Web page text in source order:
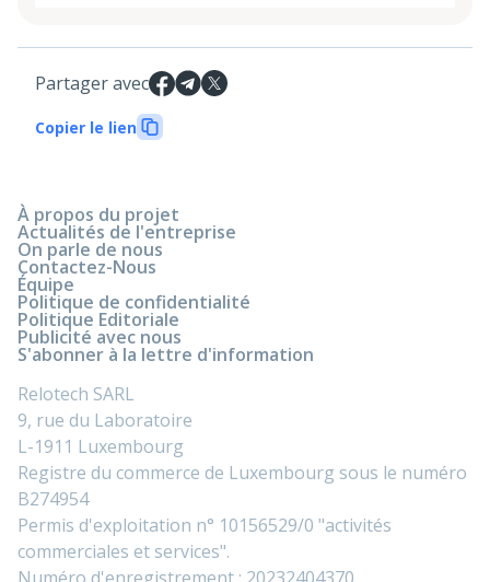
Partager avec
Copier le lien
À propos du projet
Actualités de l'entreprise
On parle de nous
Contactez-Nous
Équipe
Politique de confidentialité
Politique Editoriale
Publicité avec nous
S'abonner à la lettre d'information
Relotech SARL
9, rue du Laboratoire
L-1911 Luxembourg
Registre du commerce de Luxembourg sous le numéro
B274954
Permis d'exploitation n° 10156529/0 "activités
commerciales et services".